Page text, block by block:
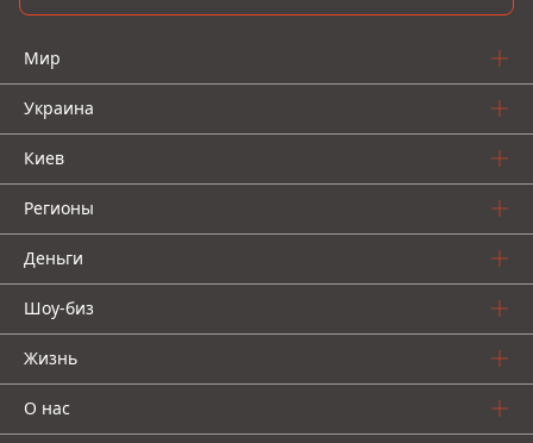
Мир
Украина
Киев
Регионы
Деньги
Шоу-биз
Жизнь
О нас